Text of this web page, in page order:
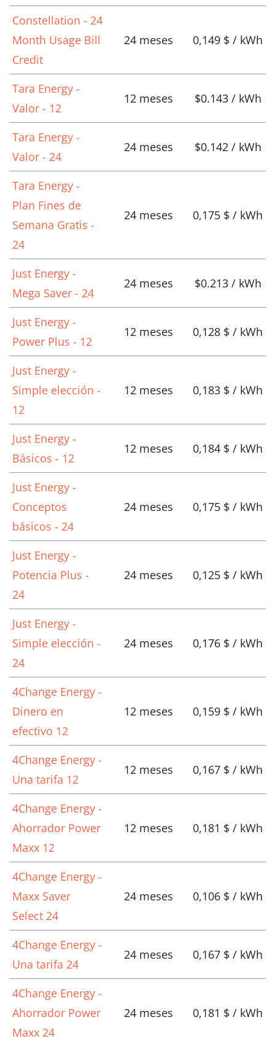
Constellation - 24
Month Usage Bill
Credit
24 meses 0,149 $ / kWh
Tara Energy -
Valor - 12
12 meses $0.143 / kWh
Tara Energy -
Valor - 24
24 meses $0.142 / kWh
Tara Energy -
Plan Fines de
Semana Gratis -
24
24 meses 0,175 $ / kWh
Just Energy -
Mega Saver - 24
24 meses $0.213 / kWh
Just Energy -
Power Plus - 12
12 meses 0,128 $ / kWh
Just Energy -
Simple elección -
12
12 meses 0,183 $ / kWh
Just Energy -
Básicos - 12
12 meses 0,184 $ / kWh
Just Energy -
Conceptos
básicos - 24
24 meses 0,175 $ / kWh
Just Energy -
Potencia Plus -
24
24 meses 0,125 $ / kWh
Just Energy -
Simple elección -
24
24 meses 0,176 $ / kWh
4Change Energy -
Dinero en
efectivo 12
12 meses 0,159 $ / kWh
4Change Energy -
Una tarifa 12
12 meses 0,167 $ / kWh
4Change Energy -
Ahorrador Power
Maxx 12
12 meses 0,181 $ / kWh
4Change Energy -
Maxx Saver
Select 24
24 meses 0,106 $ / kWh
4Change Energy -
Una tarifa 24
24 meses 0,167 $ / kWh
4Change Energy -
Ahorrador Power
Maxx 24
24 meses 0,181 $ / kWh